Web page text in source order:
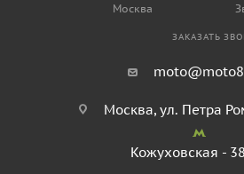
Москва
ЗАКАЗАТЬ
Москва, ул. Петра
Кожуховская -